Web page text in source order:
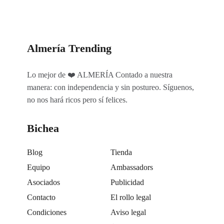
Almería Trending
Lo mejor de ❤️ ALMERÍA Contado a nuestra
manera: con independencia y sin postureo. Síguenos,
no nos hará ricos pero sí felices.
Bichea
Blog
Tienda
Equipo
Ambassadors
Asociados
Publicidad
Contacto
El rollo legal
Condiciones
Aviso legal